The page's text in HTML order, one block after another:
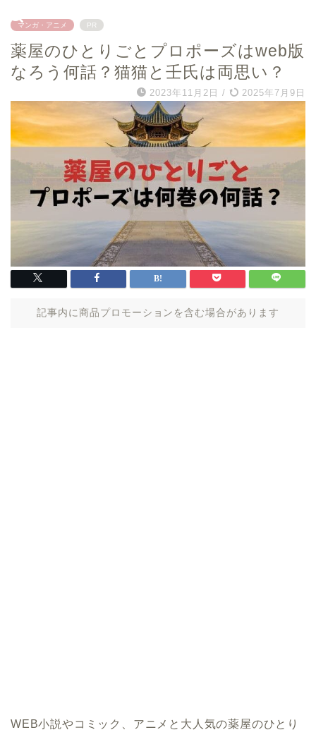
マンガ・アニメ PR
薬屋のひとりごとプロポーズはweb版
なろう何話？猫猫と壬氏は両思い？
2023年11月2日 / 2025年7月9日
記事内に商品プロモーションを含む場合があります
WEB小説やコミック、アニメと大人気の薬屋のひとり